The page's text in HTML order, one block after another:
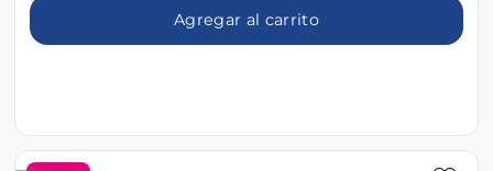
Agregar al carrito